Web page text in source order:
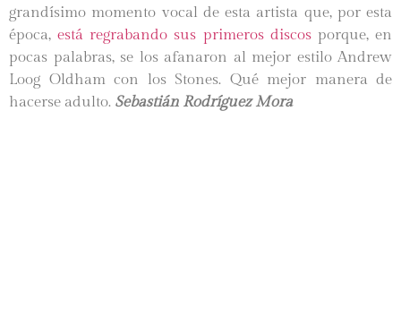
grandísimo momento vocal de esta artista que, por esta
época,está regrabando sus primeros discosporque, en
pocas palabras, se los afanaron al mejor estilo Andrew
Loog Oldham con los Stones. Qué mejor manera de
hacerse adulto. Sebastián Rodríguez Mora